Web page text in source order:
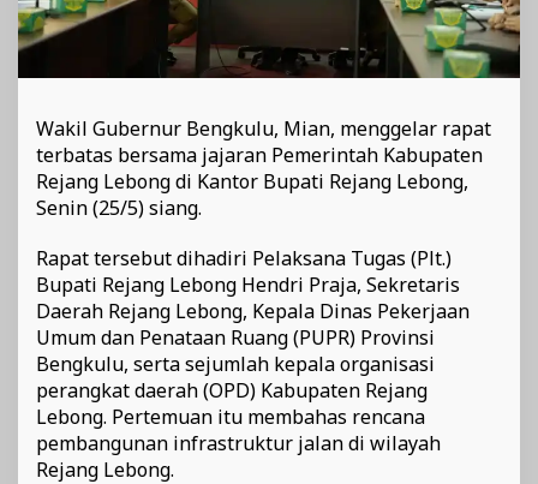
Wakil Gubernur Bengkulu, Mian, menggelar rapat
terbatas bersama jajaran Pemerintah Kabupaten
Rejang Lebong di Kantor Bupati Rejang Lebong,
Senin (25/5) siang.
Rapat tersebut dihadiri Pelaksana Tugas (Plt.)
Bupati Rejang Lebong Hendri Praja, Sekretaris
Daerah Rejang Lebong, Kepala Dinas Pekerjaan
Umum dan Penataan Ruang (PUPR) Provinsi
Bengkulu, serta sejumlah kepala organisasi
perangkat daerah (OPD) Kabupaten Rejang
Lebong. Pertemuan itu membahas rencana
pembangunan infrastruktur jalan di wilayah
Rejang Lebong.